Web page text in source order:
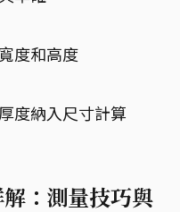
度和高度
度納入尺寸計算
：測量技巧與